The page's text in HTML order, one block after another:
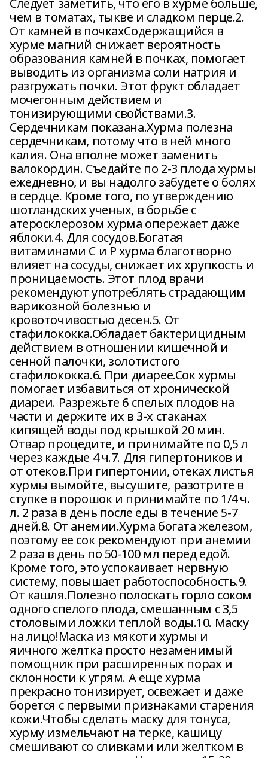
Следует заметить, что его в хурме больше,
чем в томатах, тыкве и сладком перце.2.
От камней в почкахСодержащийся в
хурме магний снижает вероятность
образования камней в почках, помогает
выводить из организма соли натрия и
разгружать почки. Этот фрукт обладает
мочегонным действием и
тонизирующими свойствами.3.
Сердечникам показана.Хурма полезна
сердечникам, потому что в ней много
калия. Она вполне может заменить
валокордин. Съедайте по 2-3 плода хурмы
ежедневно, и вы надолго забудете о болях
в сердце. Кроме того, по утверждению
шотландских ученых, в борьбе с
атеросклерозом хурма опережает даже
яблоки.4. Для сосудов.Богатая
витаминами С и Р хурма благотворно
влияет на сосуды, снижает их хрупкость и
проницаемость. Этот плод врачи
рекомендуют употреблять страдающим
варикозной болезнью и
кровоточивостью десен.5. От
стафилококка.Обладает бактерицидным
действием в отношении кишечной и
сенной палочки, золотистого
стафилококка.6. При диарее.Сок хурмы
помогает избавиться от хронической
диареи. Разрежьте 6 спелых плодов на
части и держите их в 3-х стаканах
кипящей воды под крышкой 20 мин.
Отвар процедите, и принимайте по 0,5 л
через каждые 4 ч.7. Для гипертоников и
от отеков.При гипертонии, отеках листья
хурмы вымойте, высушите, разотрите в
ступке в порошок и принимайте по 1/4 ч.
л. 2 раза в день после еды в течение 5-7
дней.8. От анемии.Хурма богата железом,
поэтому ее сок рекомендуют при анемии
2 раза в день по 50-100 мл перед едой.
Кроме того, это успокаивает нервную
систему, повышает работоспособность.9.
От кашля.Полезно полоскать горло соком
одного спелого плода, смешанным с 3,5
столовыми ложки теплой воды.10. Маску
на лицо!Маска из мякоти хурмы и
яичного желтка просто незаменимый
помощник при расширенных порах и
склонности к угрям. А еще хурма
прекрасно тонизирует, освежает и даже
борется с первыми признаками старения
кожи.Чтобы сделать маску для тонуса,
хурму измельчают на терке, кашицу
смешивают со сливками или желтком в